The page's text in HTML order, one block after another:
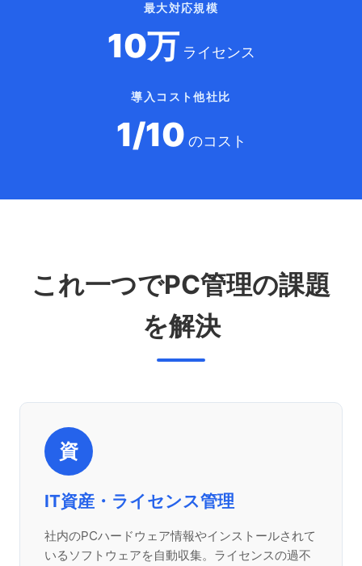
最大対応規模
10万 ライセンス
導入コスト他社比
1/10 のコスト
これ一つでPC管理の課題
を解決
資
IT資産・ライセンス管理
社内のPCハードウェア情報やインストールされて
いるソフトウェアを自動収集。ライセンスの過不